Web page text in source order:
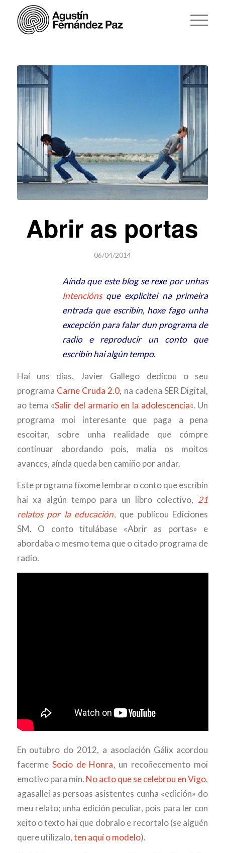
Abrir as portas
06/04/2014
Aínda que este blog se rexe por unhas
Intenciónsque explicitei na primeira
entrada que escribín, hoxe fago unha
excepción para falar dun programa de
radio e reproducir un conto que
escribín hai algún tempo.
Hai uns días, Javier Gallego dedicou o seu
programa Carne Cruda 2.0, na cadena SER Digital,
ao tema «Salir del armario en la adolescencia«. Un
programa moi interesante que paga a pena
escoitar, sobre unha realidade que cómpre
continuar abordando pois, malia os moitos
avances, aínda queda ben camiño por andar.
Este programa fíxome lembrar o conto que escribín
hai xa algún tempo para un libro colectivo, 21
relatos por la educación, que publicou Ediciones
SM. O conto titulábase «Abrir as portas» e
abordaba o mesmo tema que o citado programa de
radio.
En outubro do 2012, a asociación Gálix acordou
facerme Socio de Honra, un recoñecemento moi
emotivo para min. No acto que se celebrou en Vigo,
agasallei as persoas asistentes cunha «edición» do
meu relato; unha edición peculiar, pois para ler con
xeito o texto hai que dobralo e recortalo (se alguén
quere utilizalo,ten aquí o modelo).